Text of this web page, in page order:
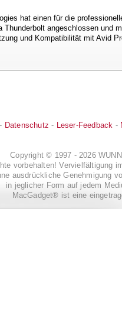
hat einen für die
angeschlossen und
und Kompatibilität mit Avid
- Datenschutz - Leser-Feedback -
Copyright © 1997 - 2026
vorbehalten! Vervielfältigung
ausdrückliche Genehmigung
in jeglicher Form auf jedem
MacGadget® ist eine